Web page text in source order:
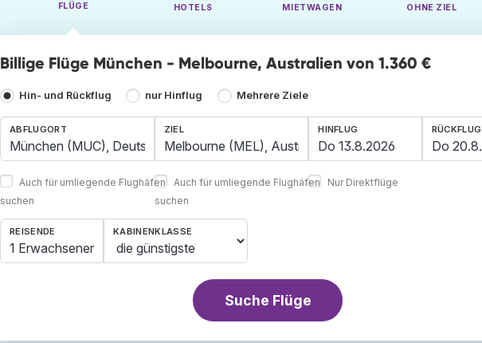
FLÜGE HOTELS MIETWAGEN OHNE ZIEL
Billige Flüge München - Melbourne, Australien von 1.360 €
Hin- und Rückflug nur Hinflug Mehrere Ziele
ABFLUGORT
Auch für umliegende Flughäfen
suchen
ZIEL
Auch für umliegende Flughäfen
suchen
HINFLUG RÜCKFLUG
Nur Direktflüge
REISENDE
1 Erwachsener
KABINENKLASSE
Suche Flüge